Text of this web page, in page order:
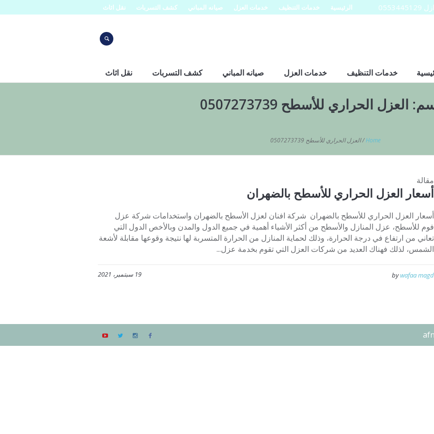
الرئيسية خدمات التنظيف خدمات العزل صيانه المباني كشف التسربات نقل اثاث
خدمات التنظيف خدمات العزل صيانه المباني كشف التسربات نقل اثاث
العزل الحراري للأسطح 0507273739
Home
/العزل الحراري للأسطح 0507273739
مقالة
أسعار العزل الحراري للأسطح بالضهران
أسعار العزل الحراري للأسطح بالضهران شركة افنان لعزل الأسطح بالضهران واستخدامات شركة عزل
فوم للأسطح، عزل المنازل والأسطح من أكثر الأشياء أهمية في جميع الدول والمدن وبالأخص الدول التي
تعاني من ارتفاع في درجة الحرارة، وذلك لحماية المنازل من الحرارة المتسربة لها نتيجة وقوعها مقابلة لأشعة
الشمس، لذلك فهناك العديد من شركات العزل التي تقوم بخدمة عزل...
19 سبتمبر، 2021 bywafaa magd